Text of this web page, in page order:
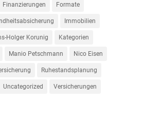
Finanzierungen Formate
Immobilien
Holger Korunig Kategorien
Manio Petschmann Nico Eisen
Ruhestandsplanung
Uncategorized Versicherungen